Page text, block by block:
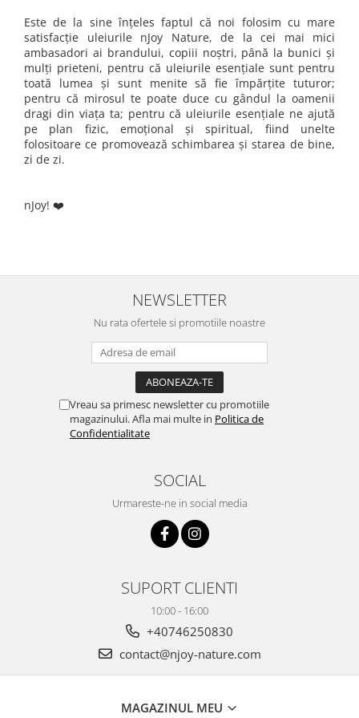
Este de la sine înţeles faptul că noi folosim cu mare
satisfacţie uleiurile nJoy Nature, de la cei mai mici
ambasadori ai brandului, copiii noştri, până la bunici şi
mulţi prieteni, pentru că uleiurile esențiale sunt pentru
toată lumea și sunt menite să fie împărțite tuturor;
pentru că mirosul te poate duce cu gândul la oamenii
dragi din viața ta; pentru că uleiurile esențiale ne ajută
pe plan fizic, emoțional și spiritual, fiind unelte
folositoare ce promovează schimbarea și starea de bine,
zi de zi.
nJoy! ❤️
NEWSLETTER
Nu rata ofertele si promotiile noastre
Vreau sa primesc newsletter cu promotiile
magazinului. Afla mai multe in Politica de
Confidentialitate
SOCIAL
Urmareste-ne in social media
SUPORT CLIENTI
10:00 - 16:00
+40746250830
contact@njoy-nature.com
MAGAZINUL MEU